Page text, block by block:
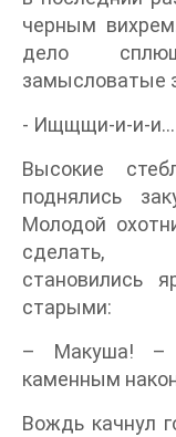
черным
дело
замысловатые
- Ищщщи-и-и-и…
Высокие
поднялись
Молодой
сделать,
становились
старыми:
– Макуша! –
каменным
Вождь качнул